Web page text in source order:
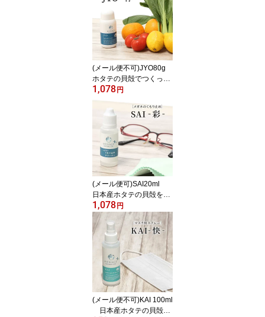
LIFE KIRA-輝-
(メール便不可)JYO80g
ホタテの貝殻でつくった
野菜・果物洗浄剤 メナ
ージュナチュラルライ
フ MENAGE NATURAL
1,078円
(メール便可)SAI20ml
日本産ホタテの貝殻を使
用したメガネのくもり止
め MENAGE PLUS SAI
-彩- メナージュプラ
ス サイ
1,078円
(メール便不可)KAI 100ml
日本産ホタテの貝殻を